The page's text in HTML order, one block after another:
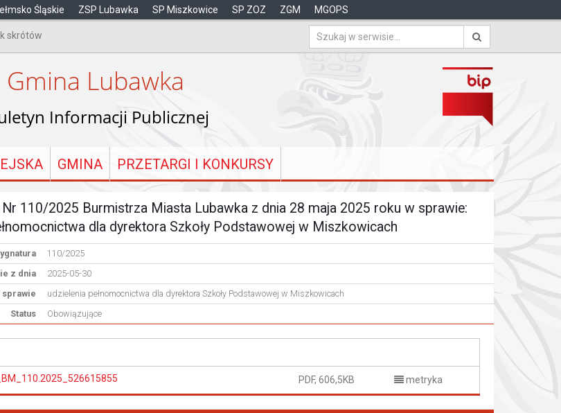
Śląskie ZSP Lubawka SP Miszkowice SP ZOZ ZGM MGOPS
skrótów
Gmina Lubawka
Informacji Publicznej
GMINA PRZETARGI I KONKURSY
110/2025 Burmistrza Miasta Lubawka z dnia 28 maja 2025 roku w sprawie:
dla dyrektora Szkoły Podstawowej w Miszkowicach
110/2025
z dnia
2025-05-30
sprawie
udzielenia pełnomocnictwa dla dyrektora Szkoły Podstawowej w Miszkowicach
Status
Obowiązujące
PDF, 606,5KB metryka